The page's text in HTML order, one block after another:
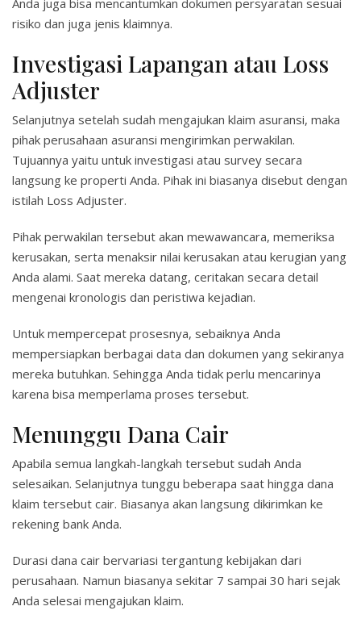
risiko dan juga jenis klaimnya.
Investigasi Lapangan atau Loss
Adjuster
Selanjutnya setelah sudah mengajukan klaim asuransi, maka
pihak perusahaan asuransi mengirimkan perwakilan.
Tujuannya yaitu untuk investigasi atau survey secara
langsung ke properti Anda. Pihak ini biasanya disebut dengan
istilah Loss Adjuster.
Pihak perwakilan tersebut akan mewawancara, memeriksa
kerusakan, serta menaksir nilai kerusakan atau kerugian yang
Anda alami. Saat mereka datang, ceritakan secara detail
mengenai kronologis dan peristiwa kejadian.
Untuk mempercepat prosesnya, sebaiknya Anda
mempersiapkan berbagai data dan dokumen yang sekiranya
mereka butuhkan. Sehingga Anda tidak perlu mencarinya
karena bisa memperlama proses tersebut.
Menunggu Dana Cair
Apabila semua langkah-langkah tersebut sudah Anda
selesaikan. Selanjutnya tunggu beberapa saat hingga dana
klaim tersebut cair. Biasanya akan langsung dikirimkan ke
rekening bank Anda.
Durasi dana cair bervariasi tergantung kebijakan dari
perusahaan. Namun biasanya sekitar 7 sampai 30 hari sejak
Anda selesai mengajukan klaim.